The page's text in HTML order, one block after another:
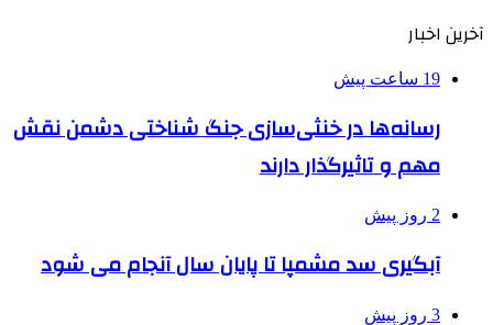
آخرین اخبار
19 ساعت پیش
رسانه‌ها در خنثی‌سازی جنگ شناختی دشمن نقش‌
مهم و تاثیرگذار دارند
2 روز پیش
آبگیری سد مشمپا تا پایان سال آنجام می شود
3 روز پیش